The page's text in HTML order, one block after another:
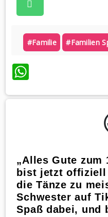
#familie #familien
WhatsApp
„Alles Gute zum
bist jetzt offiziell
die Tänze zu
Schwester auf
Spaß dabei, und